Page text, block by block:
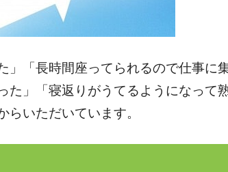
」「長時間座ってられるので仕事に
た」「寝返りがうてるようになって
らいただいています。